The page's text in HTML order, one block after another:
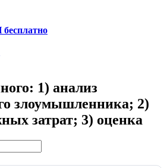
1) анализ
злоумышленника; 2)
затрат; 3) оценка